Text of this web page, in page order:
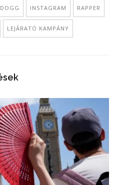
INSTAGRAM RAPPER
LEJÁRATÓ KAMPÁNY